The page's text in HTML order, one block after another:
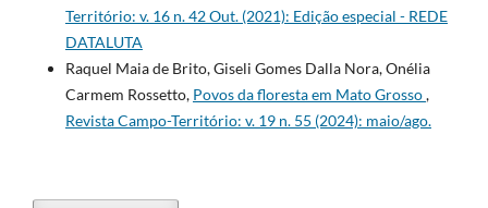
Território: v. 16 n. 42 Out. (2021): Edição especial - REDE
DATALUTA
Raquel Maia de Brito, Giseli Gomes Dalla Nora, Onélia
Carmem Rossetto, Povos da floresta em Mato Grosso,
Revista Campo-Território: v. 19 n. 55 (2024): maio/ago.